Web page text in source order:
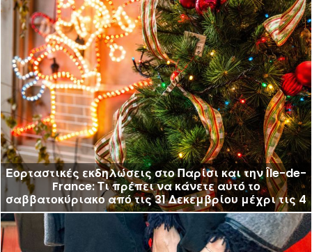
Εορταστικές εκδηλώσεις στο Παρίσι και την Île-de-
France: Τι πρέπει να κάνετε αυτό το
σαββατοκύριακο από τις 31 Δεκεμβρίου μέχρι τις 4
Ιανουαρίου 2026;